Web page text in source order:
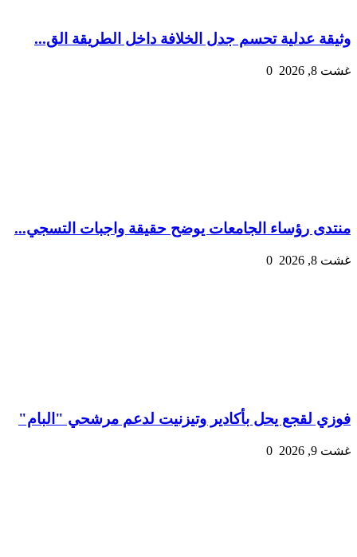
وثيقة عدلية تحسم جدل الخلافة داخل الطريقة الق...
غشت 8, 2026
منتدى رؤساء الجامعات يوضح حقيقة واجبات التسجي...
غشت 8, 2026
فوزي لقجع يحل بأكادير وتيزنيت لدعم مرشحي "البام"
غشت 9, 2026